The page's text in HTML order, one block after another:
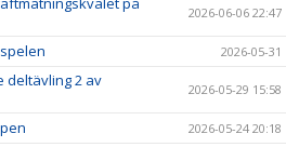
2026-06-06 22:47
2026-05-31
deltävling 2 av
2026-05-29 15:58
2026-05-24 20:18